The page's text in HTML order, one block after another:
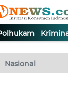
Nasional